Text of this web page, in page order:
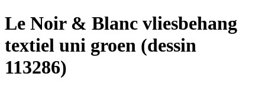
Le Noir & Blanc vliesbehang
textiel uni groen (dessin
113286)